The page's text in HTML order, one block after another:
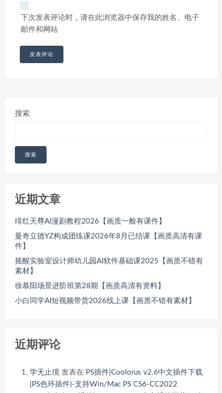
下次发表评论时，请在此浏览器中保存我的姓名、电子
邮件和网站
搜索
搜索
近期文章
绯红天尊AI漫剧教程2026【画质一般有课件】
曼奇立德YZ构成团练课2026年8月已结课【画质高清有课
件】
摇醒实验室设计师幼儿园AI软件基础课2025【画质不错有
素材】
徐慕阳场景进阶班第28期【画质高清有资料】
小白同学AI短视频带货2026线上课【画质不错有素材】
近期评论
学无止境 发表在 PS插件|Coolorus v2.6中文插件下载
(PS色环插件)-支持Win/Mac PS CS6-CC2022